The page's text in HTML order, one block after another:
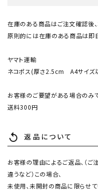
在庫のある商品はご注文確認後
原則的には在庫のある商品は即
ヤマト運輸
ネコポス(厚さ2.5cm A4サイズ
お客様のご要望がある場合の
送料300円
replay 返品について
お客様の理由によるご返品、（ご
違うなど）この場合、
未使用、未開封の商品に限らせ